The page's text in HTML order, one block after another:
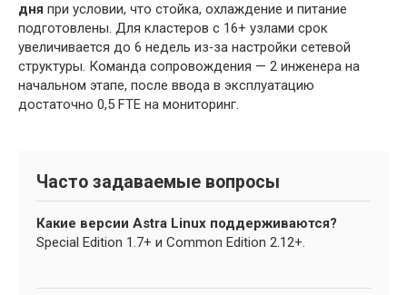
дня при условии, что стойка, охлаждение и питание
подготовлены. Для кластеров с 16+ узлами срок
увеличивается до 6 недель из‑за настройки сетевой
структуры. Команда сопровождения — 2 инженера на
начальном этапе, после ввода в эксплуатацию
достаточно 0,5 FTE на мониторинг.
Часто задаваемые вопросы
Какие версии Astra Linux поддерживаются?
Special Edition 1.7+ и Common Edition 2.12+.